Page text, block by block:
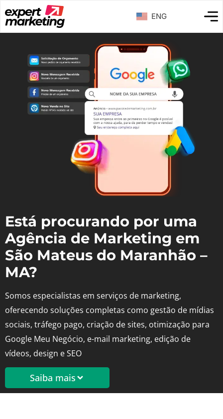
ENG
Está procurando por uma
Agência de Marketing em
São Mateus do Maranhão –
MA?
Somos especialistas em serviços de marketing,
oferecendo soluções completas como gestão de mídias
sociais, tráfego pago, criação de sites, otimização para
Google Meu Negócio, e-mail marketing, edição de
vídeos, design e SEO
Saiba mais